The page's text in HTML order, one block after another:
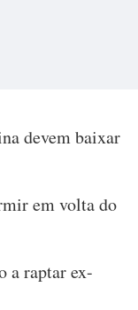
devem baixar
em volta do
a raptar ex-